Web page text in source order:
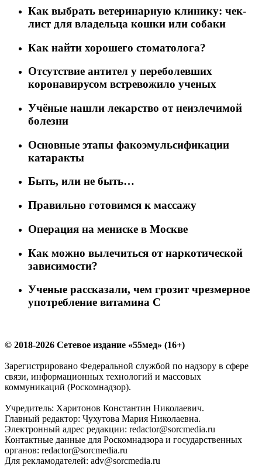
Как выбрать ветеринарную клинику: чек-
лист для владельца кошки или собаки
Как найти хорошего стоматолога?
Отсутствие антител у переболевших
коронавирусом встревожило ученых
Учёные нашли лекарство от неизлечимой
болезни
Основные этапы факоэмульсификации
катаракты
Быть, или не быть…
Правильно готовимся к массажу
Операция на мениске в Москве
Как можно вылечиться от наркотической
зависимости?
Ученые рассказали, чем грозит чрезмерное
употребление витамина С
© 2018-2026 Сетевое издание «55мед» (16+)
Зарегистрировано Федеральной службой по надзору в сфере
связи, информационных технологий и массовых
коммуникаций (Роскомнадзор).
Учредитель: Харитонов Константин Николаевич.
Главный редактор: Чухутова Мария Николаевна.
Электронный адрес редакции: redactor@sorcmedia.ru
Контактные данные для Роскомнадзора и государственных
органов: redactor@sorcmedia.ru
Для рекламодателей: adv@sorcmedia.ru